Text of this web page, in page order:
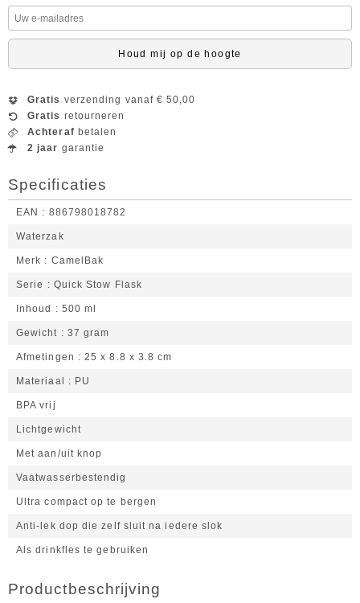
Houd mij op de hoogte
Gratis verzending vanaf € 50,00
Gratis retourneren
Achteraf betalen
2 jaar garantie
Specificaties
EAN 886798018782
Waterzak
Merk CamelBak
Serie Quick Stow Flask
Inhoud 500 ml
Gewicht 37 gram
Afmetingen 25 x 8.8 x 3.8 cm
Materiaal PU
BPA vrij
Lichtgewicht
Met aan/uit knop
Vaatwasserbestendig
Ultra compact op te bergen
Anti-lek dop die zelf sluit na iedere slok
Als drinkfles te gebruiken
Productbeschrijving